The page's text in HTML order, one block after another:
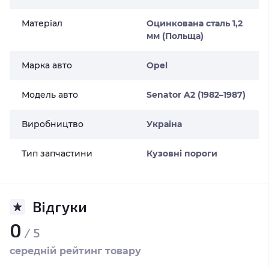
Матеріал
Оцинкована сталь 1,2
мм (Польща)
Марка авто Opel
Модель авто Senator A2 (1982–1987)
Виробництво Україна
Тип запчастини Кузовні пороги
Відгуки
0 / 5
середній рейтинг товару